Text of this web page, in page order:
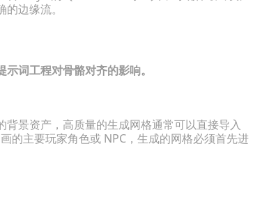
边缘流。
词工程对骨骼对齐的影响。
景资产，高质量的生成网格通常可以直接导入
的主要玩家角色或 NPC，生成的网格必须首先进